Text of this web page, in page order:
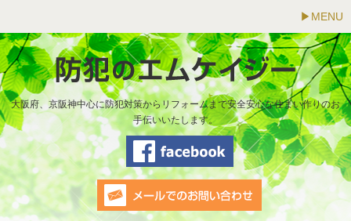
MENU
大阪府、京阪神中心に防犯対策からリフォームまで安全安心な住まい作りのお
手伝いいたします。